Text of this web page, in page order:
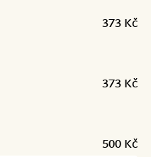
373 Kč
373 Kč
500 Kč